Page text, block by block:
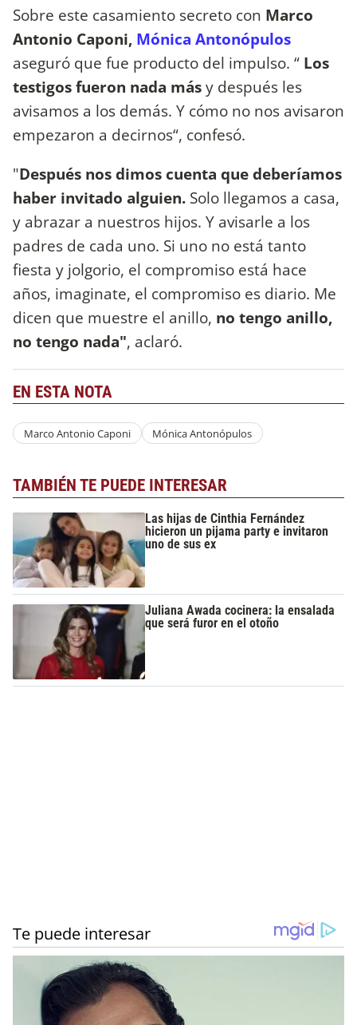
Sobre este casamiento secreto con Marco
Antonio Caponi, Mónica Antonópulos
aseguró que fue producto del impulso. “ Los
testigos fueron nada másy después les
avisamos a los demás. Y cómo no nos avisaron
empezaron a decirnos“, confesó.
"Después nos dimos cuenta que deberíamos
haber invitado alguien. Solo llegamos a casa,
y abrazar a nuestros hijos. Y avisarle a los
padres de cada uno. Si uno no está tanto
fiesta y jolgorio, el compromiso está hace
años, imaginate, el compromiso es diario. Me
dicen que muestre el anillo, no tengo anillo,
no tengo nada", aclaró.
EN ESTA NOTA
Marco Antonio Caponi Mónica Antonópulos
TAMBIÉN TE PUEDE INTERESAR
Las hijas de Cinthia Fernández
hicieron un pijama party e invitaron
uno de sus ex
Juliana Awada cocinera: la ensalada
que será furor en el otoño